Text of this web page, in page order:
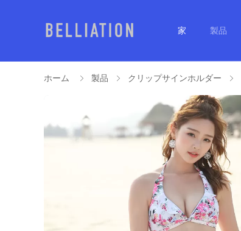
家 製品
ホーム 製品 クリップサインホルダー